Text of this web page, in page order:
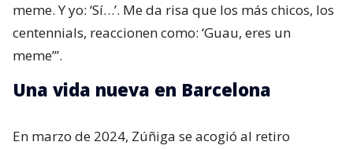
meme. Y yo: ‘Sí…’. Me da risa que los más chicos, los
centennials, reaccionen como: ‘Guau, eres un
meme’”.
Una vida nueva en Barcelona
En marzo de 2024, Zúñiga se acogió al retiro